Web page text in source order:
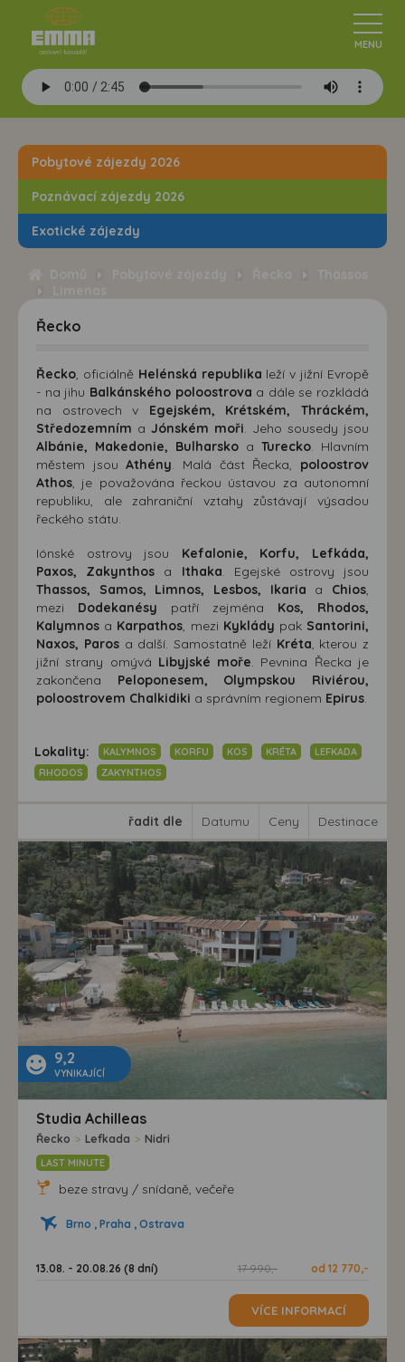
Pobytové zájezdy 2026
Poznávací zájezdy 2026
Exotické zájezdy
Řecko
Řecko, oficiálně Helénská republika leží v jižní Evropě
- na jihu Balkánského poloostrova a dále se rozkládá
na ostrovech v Egejském, Krétském, Thráckém,
Středozemním a Jónském moři. Jeho sousedy jsou
Albánie, Makedonie, Bulharsko a Turecko. Hlavním
městem jsouAthény. Malá část Řecka, poloostrov
Athos, je považována řeckou ústavou za autonomní
republiku, ale zahraniční vztahy zůstávají výsadou
řeckého státu.
Iónské ostrovy jsou Kefalonie, Korfu, Lefkáda,
Paxos, Zakynthos a Ithaka. Egejské ostrovy jsou
Thassos, Samos, Limnos, Lesbos, Ikaria a Chios,
mezi Dodekanésy patří zejména Kos, Rhodos,
Kalymnos a Karpathos, mezi Kyklády pak Santorini,
Naxos, Parosa další. Samostatně leží Kréta, kterou z
jižní strany omývá Libyjské moře. Pevnina Řecka je
zakončena Peloponesem, Olympskou Riviérou,
poloostrovem Chalkidiki a správním regionem Epirus.
Lokality: KALYMNOS KORFU KOS KRÉTA
LEFKADA
RHODOS
ZAKYNTHOS
řadit dle Datumu Ceny Destinace
9,2
VYNIKAJÍCÍ
Studia Achilleas
Řecko > Lefkada > Nidri
LAST MINUTE
beze stravy / snídaně, večeře
Brno , Praha , Ostrava
13.08. - 20.08.26 (8 dní) 17 990,- od 12 770,-
VÍCE INFORMACÍ